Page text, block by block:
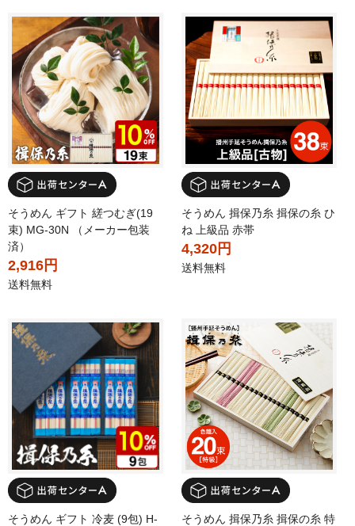
そうめん ギフト 縒つむぎ(19
束) MG-30N （メーカー包装
済）
2,916円
送料無料
そうめん 揖保乃糸 揖保の糸 ひ
ね 上級品 赤帯
4,320円
送料無料
そうめん ギフト 冷麦 (9包) H-
そうめん 揖保乃糸 揖保の糸 特